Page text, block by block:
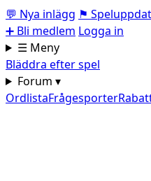
💬 Nya inlägg ⚑
➕ Bli medlem Logga in
☰ Meny
Bläddra efter spel
Forum ▾
OrdlistaFrågesporter